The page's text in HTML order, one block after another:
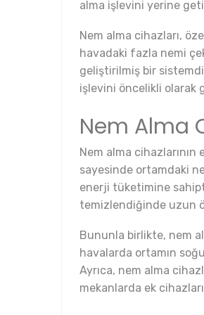
alma işlevini yerine
Nem alma cihazları,
havadaki fazla nemi
geliştirilmiş bir
işlevini öncelikli olarak
Nem Alma
Nem alma
sayesinde ortamdaki
enerji tüketimine
temizlendiğinde uzun
Bununla birlikte, nem
havalarda ortamın
Ayrıca, nem alma
mekanlarda ek